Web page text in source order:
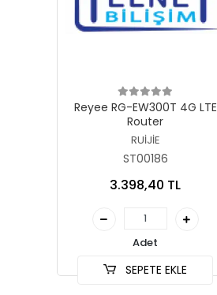
Sepete Ekle
Reyee RG-EW300T 4G LTE
Router
RUİJİE
ST00186
3.398,40 TL
Adet
SEPETE EKLE